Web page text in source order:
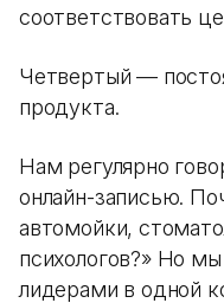
соответствовать
Четвертый —
продукта.
Нам регулярно
онлайн-записью.
автомойки,
психологов?» Но
лидерами в одной